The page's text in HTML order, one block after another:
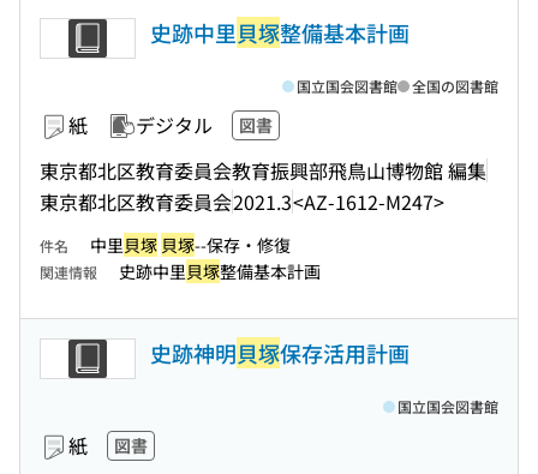
史跡中里貝塚整備基本計画
紙 デジタル 図書
東京都北区教育委員会教育振興部飛鳥山博物館 編集
東京都北区教育委員会2021.3<AZ-1612-M247>
国立国会図書館 全国の図書館
件名 中里貝塚 貝塚--保存・修復
関連情報 史跡中里貝塚整備基本計画
史跡神明貝塚保存活用計画
紙 図書
国立国会図書館